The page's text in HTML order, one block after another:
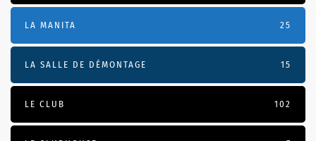
LA MANITA 25
LA SALLE DE DÉMONTAGE 15
LE CLUB 102